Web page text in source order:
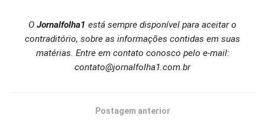
O Jornalfolha1 está sempre disponível para aceitar o
contraditório, sobre as informações contidas em suas
matérias. Entre em contato conosco pelo e-mail:
contato@jornalfolha1.com.br
Postagem anterior